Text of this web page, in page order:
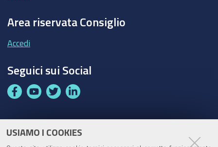
USIAMO I COOKIES
Area riservata Consiglio
Accedi
Seguici sui Social
F
e
Y
t
T
t
L
k